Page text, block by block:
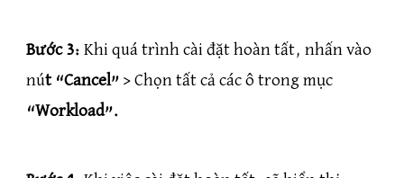
Bước 3: Khi quá trình cài đặt hoàn tất, nhấn vào
nút “Cancel”> Chọn tất cả các ô trong mục
“Workload”.